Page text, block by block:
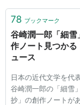
http://
http://
78 ブックマーク
谷崎潤一郎「細雪
作ノート見つか
ュース
日本の近代文学を代
谷崎潤一郎の「細雪
抄」の創作ノートが